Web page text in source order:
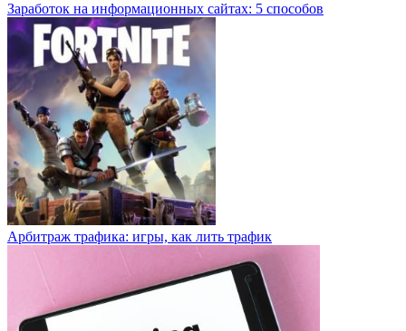
Заработок на информационных сайтах: 5 способов
Арбитраж трафика: игры, как лить трафик